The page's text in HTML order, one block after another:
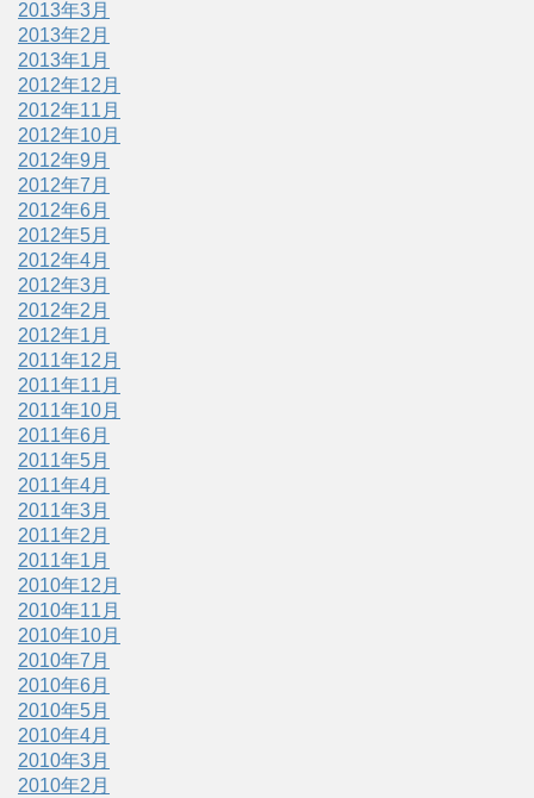
2013年3月
2013年2月
2013年1月
2012年12月
2012年11月
2012年10月
2012年9月
2012年7月
2012年6月
2012年5月
2012年4月
2012年3月
2012年2月
2012年1月
2011年12月
2011年11月
2011年10月
2011年6月
2011年5月
2011年4月
2011年3月
2011年2月
2011年1月
2010年12月
2010年11月
2010年10月
2010年7月
2010年6月
2010年5月
2010年4月
2010年3月
2010年2月